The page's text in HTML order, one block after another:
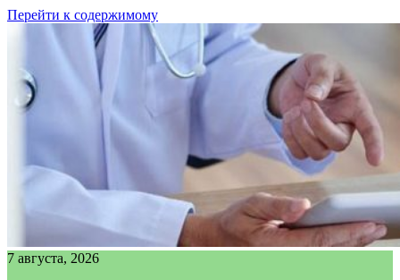
Перейти к содержимому
7 августа, 2026